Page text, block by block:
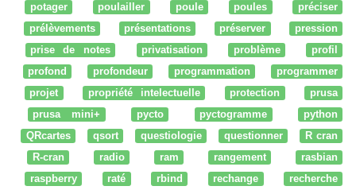
potager
poulailler poule poules
préciser
prélèvements
présentations préserver
pression
prise de notes
privatisation problème
profil
profond
profondeur programmation
programmer
projet
propriété intelectuelle protection
prusa
prusa mini+
pycto pyctogramme
python
QRcartes
qsort questiologie questionner
R cran
R-cran
radio ram rangement
rasbian
raspberry
raté rbind rechange
recherche